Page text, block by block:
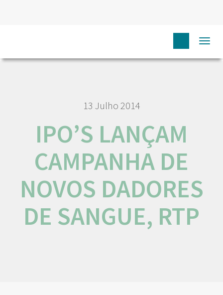
LANÇAM CAMPANHA DE NOVOS DADORES DE SANGUE, RTP
13 Julho 2014
IPO’S LANÇAM
CAMPANHA DE
NOVOS DADORES
DE SANGUE, RTP